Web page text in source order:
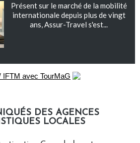
Présent sur le marché de la mobilité
internationale depuis plus de vingt
ans, Assur-Travel s'est...
DES AGENCES
LOCALES